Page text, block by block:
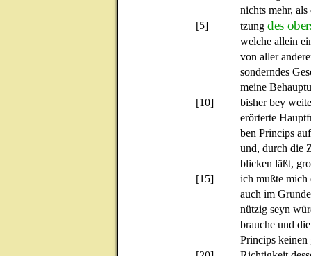
nichts mehr,
[5]
tzung des
welche allein
von aller
sonderndes
meine
[10]
bisher bey
erörterte
ben Princips
und, durch die
blicken läßt,
[15]
ich mußte mich
auch im
nützig seyn
brauche und
Princips keinen